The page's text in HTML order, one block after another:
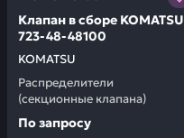
KOMATSU
Клапан в сборе KOMATSU
723-48-48100
Распределители
(секционные клапана)
По запросу